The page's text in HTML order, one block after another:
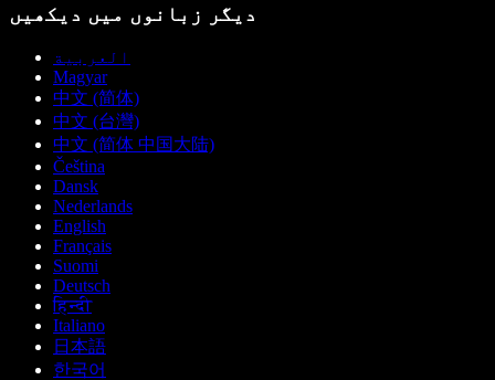
دیگر زبانوں میں دیکھیں
العربية
Magyar
中文 (简体)
中文 (台灣)
中文 (简体 中国大陆)
Čeština
Dansk
Nederlands
English
Français
Suomi
Deutsch
हिन्दी
Italiano
日本語
한국어